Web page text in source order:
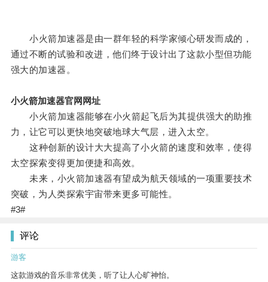
小火箭加速器是由一群年轻的科学家倾心研发而成的，
通过不断的试验和改进，他们终于设计出了这款小型但功能
强大的加速器。
小火箭加速器官网网址
小火箭加速器能够在小火箭起飞后为其提供强大的助推
力，让它可以更快地突破地球大气层，进入太空。
这种创新的设计大大提高了小火箭的速度和效率，使得
太空探索变得更加便捷和高效。
未来，小火箭加速器有望成为航天领域的一项重要技术
突破，为人类探索宇宙带来更多可能性。
#3#
评论
游客
这款游戏的音乐非常优美，听了让人心旷神怡。